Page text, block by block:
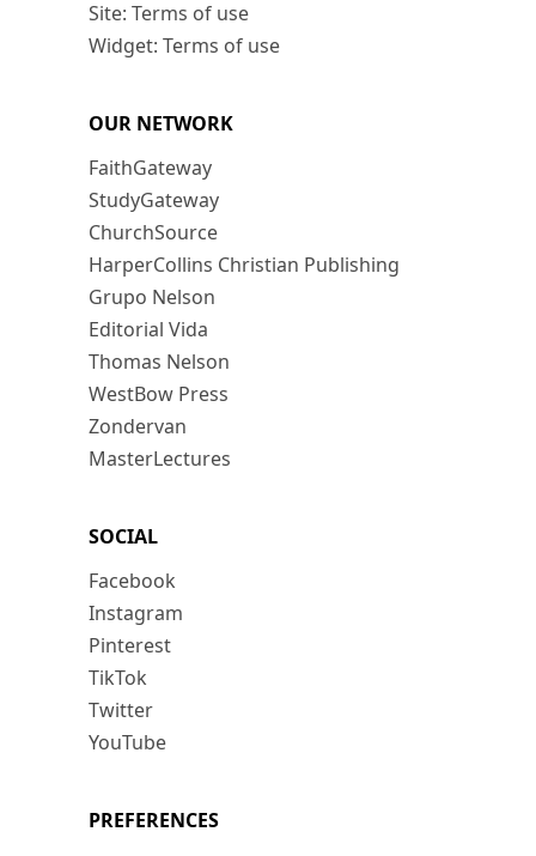
Site: Terms of use
Widget: Terms of use
OUR NETWORK
FaithGateway
StudyGateway
ChurchSource
HarperCollins Christian Publishing
Grupo Nelson
Editorial Vida
Thomas Nelson
WestBow Press
Zondervan
MasterLectures
SOCIAL
Facebook
Instagram
Pinterest
TikTok
Twitter
YouTube
PREFERENCES